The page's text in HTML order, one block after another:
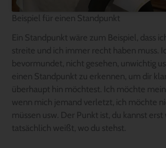
Beispiel für einen Standpunkt
Ein Standpunkt wäre zum Beispiel, dass
streite und ich immer recht haben muss.
bevormundet, nicht gesehen, unwichtig
einen Standpunkt zu erkennen, um dir
überhaupt hin möchtest. Ich möchte
wenn mich jemand verletzt, ich möchte
müssen usw. Der Punkt ist, du kannst
tatsächlich weißt, wo du stehst.